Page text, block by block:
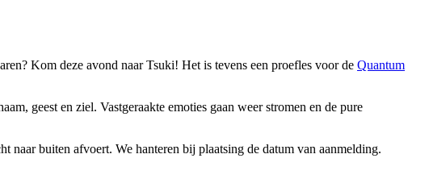
Kom deze avond naar Tsuki! Het is tevens een proefles voor de Quantum
geest en ziel. Vastgeraakte emoties gaan weer stromen en de pure
naar buiten afvoert. We hanteren bij plaatsing de datum van aanmelding.